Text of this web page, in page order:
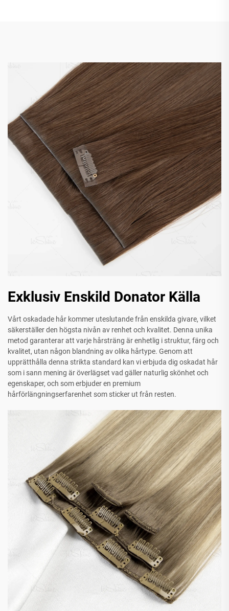
Exklusiv Enskild Donator Källa
Vårt oskadade hår kommer uteslutande från enskilda givare, vilket
säkerställer den högsta nivån av renhet och kvalitet. Denna unika
metod garanterar att varje hårsträng är enhetlig i struktur, färg och
kvalitet, utan någon blandning av olika hårtype. Genom att
upprätthålla denna strikta standard kan vi erbjuda dig oskadat hår
som i sann mening är överlägset vad gäller naturlig skönhet och
egenskaper, och som erbjuder en premium
hårförlängningserfarenhet som sticker ut från resten.